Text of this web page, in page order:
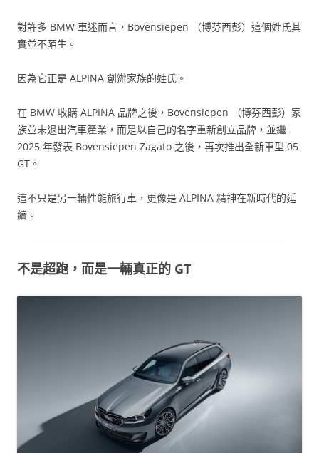
對許多 BMW 車迷而言，Bovensiepen （博芬西彭）這個姓氏其
實並不陌生。
因為它正是 ALPINA 創辦家族的姓氏。
在 BMW 收購 ALPINA 品牌之後，Bovensiepen （博芬西彭）家
族並未退出汽車產業，而是以自己的名字重新創立品牌，並繼
2025 年發表 Bovensiepen Zagato 之後，再次推出全新車型 05
GT。
這不只是另一輛性能旅行車，更像是 ALPINA 精神在新時代的延
續。
不是超跑，而是一輛真正的 GT